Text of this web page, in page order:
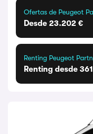
Ofertas de Peugeot
Desde 23.202 €
Renting Peugeot
Renting desde